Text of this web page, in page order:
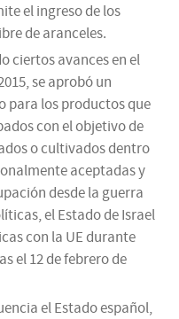
el ingreso de los
de aranceles.
ciertos avances en el
se aprobó un
para los productos que
con el objetivo de
o cultivados dentro
aceptadas y
desde la guerra
el Estado de Israel
con la UE durante
el 12 de febrero de
el Estado español,